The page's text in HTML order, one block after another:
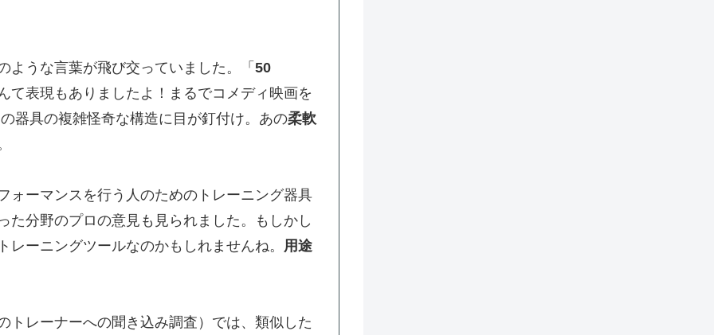
ような言葉が飛び交っていました。「 50
て表現もありましたよ！まるでコメディ映画を
器具の複雑怪奇な構造に目が釘付け。あの柔軟
ォーマンスを行う人のためのトレーニング器具
た分野のプロの意見も見られました。もしかし
ーニングツールなのかもしれませんね。 用途
トレーナーへの聞き込み調査）では、類似した